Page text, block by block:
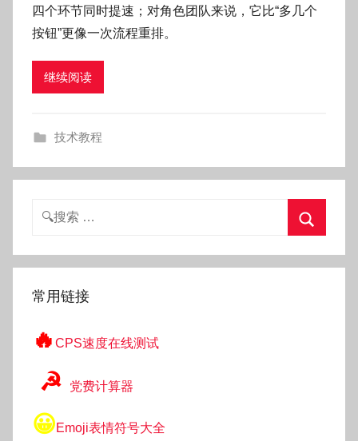
k
g
四个环节同时提速；对角色团队来说，它比“多几个
按钮”更像一次流程重排。
继续阅读
技术教程
搜
索
常用链接
🔥 CPS速度在线测试
☭ 党费计算器
😀Emoji表情符号大全